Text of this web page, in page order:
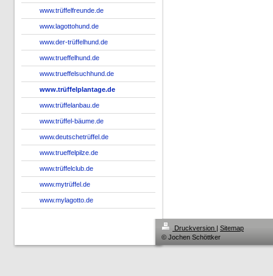
www.trüffelfreunde.de
www.lagottohund.de
www.der-trüffelhund.de
www.trueffelhund.de
www.trueffelsuchhund.de
www.trüffelplantage.de
www.trüffelanbau.de
www.trüffel-bäume.de
www.deutschetrüffel.de
www.trueffelpilze.de
www.trüffelclub.de
www.mytrüffel.de
www.mylagotto.de
Druckversion | Sitemap
© Jochen Schöttker